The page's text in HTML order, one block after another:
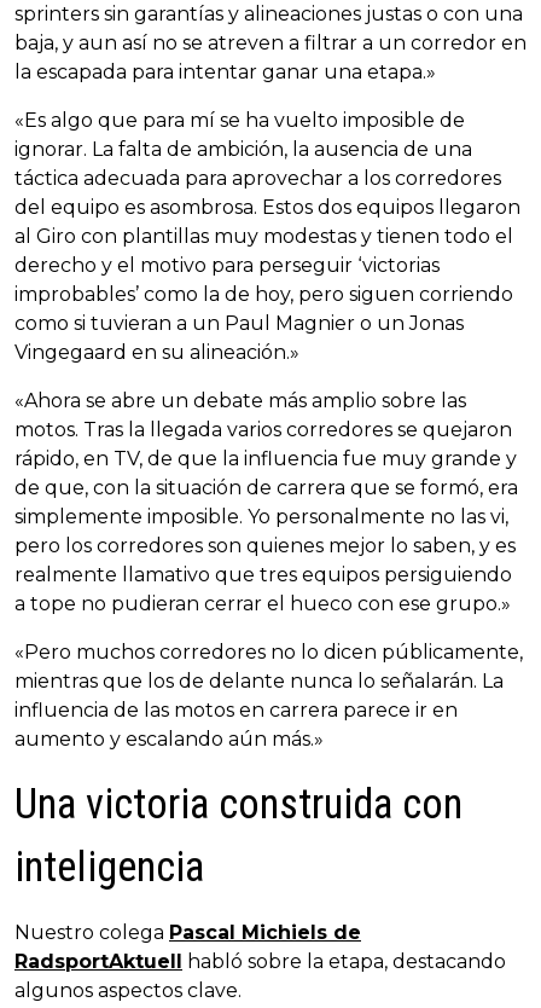
sprinters sin garantías y alineaciones justas o con una
baja, y aun así no se atreven a filtrar a un corredor en
la escapada para intentar ganar una etapa.»
«Es algo que para mí se ha vuelto imposible de
ignorar. La falta de ambición, la ausencia de una
táctica adecuada para aprovechar a los corredores
del equipo es asombrosa. Estos dos equipos llegaron
al Giro con plantillas muy modestas y tienen todo el
derecho y el motivo para perseguir ‘victorias
improbables’ como la de hoy, pero siguen corriendo
como si tuvieran a un Paul Magnier o un Jonas
Vingegaard en su alineación.»
«Ahora se abre un debate más amplio sobre las
motos. Tras la llegada varios corredores se quejaron
rápido, en TV, de que la influencia fue muy grande y
de que, con la situación de carrera que se formó, era
simplemente imposible. Yo personalmente no las vi,
pero los corredores son quienes mejor lo saben, y es
realmente llamativo que tres equipos persiguiendo
a tope no pudieran cerrar el hueco con ese grupo.»
«Pero muchos corredores no lo dicen públicamente,
mientras que los de delante nunca lo señalarán. La
influencia de las motos en carrera parece ir en
aumento y escalando aún más.»
Una victoria construida con
inteligencia
Nuestro colega Pascal Michiels de
RadsportAktuell habló sobre la etapa, destacando
algunos aspectos clave.